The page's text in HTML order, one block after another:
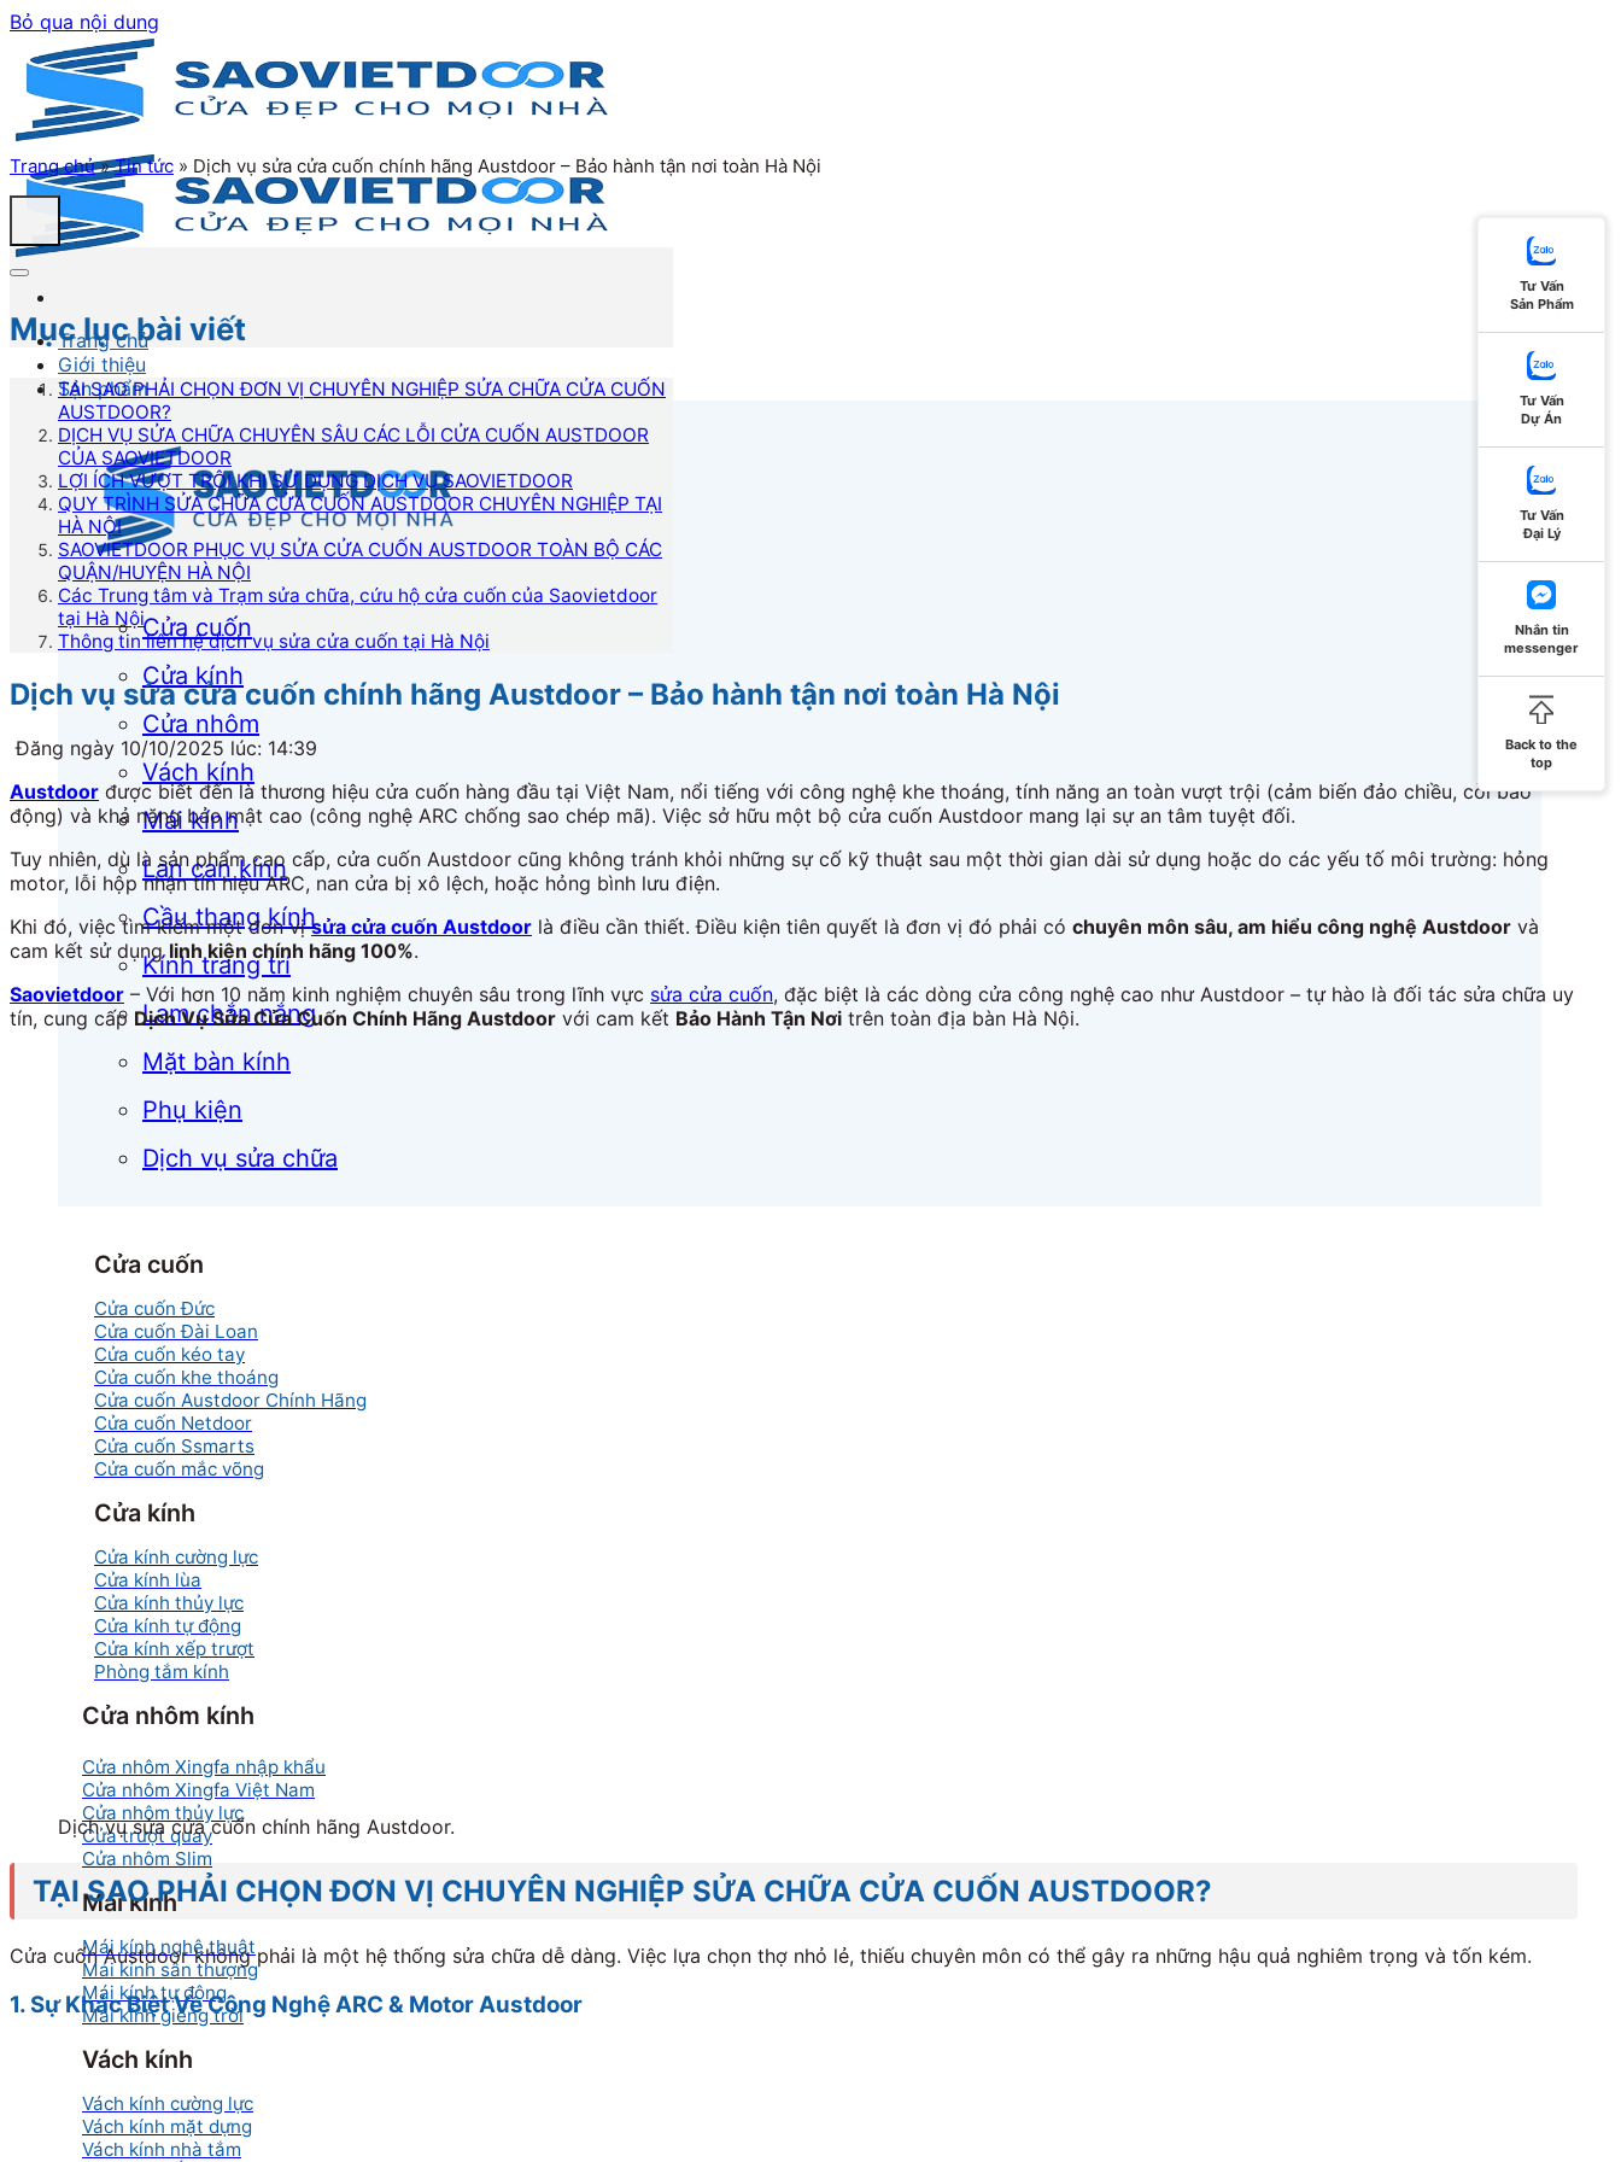
Bỏ qua nội dung
Trang chủ
Giới thiệu
Sản phẩm
Cửa cuốn
Cửa kính
Cửa nhôm
Vách kính
Mái kính
Lan can kính
Cầu thang kính
Kính trang trí
Lam chắn nắng
Mặt bàn kính
Phụ kiện
Dịch vụ sửa chữa
Cửa cuốn
Cửa cuốn Đức
Cửa cuốn Đài Loan
Cửa cuốn kéo tay
Cửa cuốn khe thoáng
Cửa cuốn Austdoor Chính Hãng
Cửa cuốn Netdoor
Cửa cuốn Ssmarts
Cửa cuốn mắc võng
Cửa kính
Cửa kính cường lực
Cửa kính lùa
Cửa kính thủy lực
Cửa kính tự động
Cửa kính xếp trượt
Phòng tắm kính
Cửa nhôm kính
Cửa nhôm Xingfa nhập khẩu
Cửa nhôm Xingfa Việt Nam
Cửa nhôm thủy lực
Cửa trượt quay
Cửa nhôm Slim
Mái kính
Mái kính nghệ thuật
Mái kính sân thượng
Mái kính tự động
Mái kính giếng trời
Vách kính
Vách kính cường lực
Vách kính mặt dựng
Vách kính nhà tắm
Trang chủ»Tin tức » Dịch vụ sửa cửa cuốn chính hãng Austdoor – Bảo hành tận nơi toàn Hà Nội
Mục lục bài viết
TẠI SAO PHẢI CHỌN ĐƠN VỊ CHUYÊN NGHIỆP SỬA CHỮA CỬA CUỐN
AUSTDOOR?
DỊCH VỤ SỬA CHỮA CHUYÊN SÂU CÁC LỖI CỬA CUỐN AUSTDOOR
CỦA SAOVIETDOOR
LỢI ÍCH VƯỢT TRỘI KHI SỬ DỤNG DỊCH VỤ SAOVIETDOOR
QUY TRÌNH SỬA CHỮA CỬA CUỐN AUSTDOOR CHUYÊN NGHIỆP TẠI
HÀ NỘI
SAOVIETDOOR PHỤC VỤ SỬA CỬA CUỐN AUSTDOOR TOÀN BỘ CÁC
QUẬN/HUYỆN HÀ NỘI
Các Trung tâm và Trạm sửa chữa, cứu hộ cửa cuốn của Saovietdoor
tại Hà Nội
Thông tin liên hệ dịch vụ sửa cửa cuốn tại Hà Nội
Dịch vụ sửa cửa cuốn chính hãng Austdoor – Bảo hành tận nơi toàn Hà Nội
Đăng ngày 10/10/2025 lúc: 14:39
Austdoor được biết đến là thương hiệu cửa cuốn hàng đầu tại Việt Nam, nổi tiếng với công nghệ khe thoáng, tính năng an toàn vượt trội (cảm biến đảo chiều, còi báo
động) và khả năng bảo mật cao (công nghệ ARC chống sao chép mã). Việc sở hữu một bộ cửa cuốn Austdoor mang lại sự an tâm tuyệt đối.
Tuy nhiên, dù là sản phẩm cao cấp, cửa cuốn Austdoor cũng không tránh khỏi những sự cố kỹ thuật sau một thời gian dài sử dụng hoặc do các yếu tố môi trường: hỏng
motor, lỗi hộp nhận tín hiệu ARC, nan cửa bị xô lệch, hoặc hỏng bình lưu điện.
Khi đó, việc tìm kiếm một đơn vịsửa cửa cuốn Austdoor là điều cần thiết. Điều kiện tiên quyết là đơn vị đó phải có chuyên môn sâu, am hiểu công nghệ Austdoor và
cam kết sử dụng linh kiện chính hãng 100%.
Saovietdoor – Với hơn 10 năm kinh nghiệm chuyên sâu trong lĩnh vực sửa cửa cuốn, đặc biệt là các dòng cửa công nghệ cao như Austdoor – tự hào là đối tác sửa chữa uy
tín, cung cấp Dịch Vụ Sửa Cửa Cuốn Chính Hãng Austdoor với cam kết Bảo Hành Tận Nơi trên toàn địa bàn Hà Nội.
Dịch vụ sửa cửa cuốn chính hãng Austdoor.
TẠI SAO PHẢI CHỌN ĐƠN VỊ CHUYÊN NGHIỆP SỬA CHỮA CỬA CUỐN AUSTDOOR?
Cửa cuốn Austdoor không phải là một hệ thống sửa chữa dễ dàng. Việc lựa chọn thợ nhỏ lẻ, thiếu chuyên môn có thể gây ra những hậu quả nghiêm trọng và tốn kém.
1. Sự Khác Biệt Về Công Nghệ ARC & Motor Austdoor
Tư Vấn
Sản Phẩm
Tư Vấn
Dự Án
Tư Vấn
Đại Lý
Nhắn tin
messenger
Back to the
top